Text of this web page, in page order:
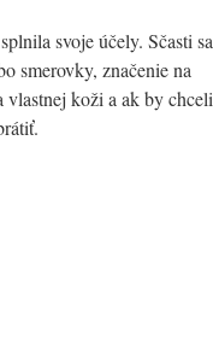
svoje účely. Sčasti sa
smerovky, značenie na
koži a ak by chceli